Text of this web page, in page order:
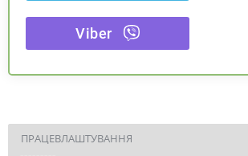
Viber
ПРАЦЕВЛАШТУВАННЯ